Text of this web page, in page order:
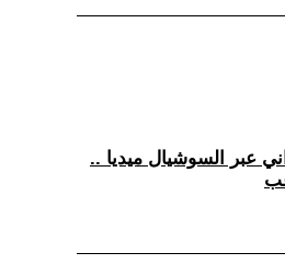
عبر السوشيال ميديا ..